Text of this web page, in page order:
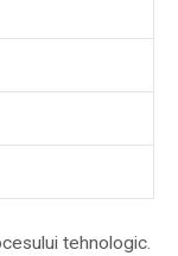
tehnologic.